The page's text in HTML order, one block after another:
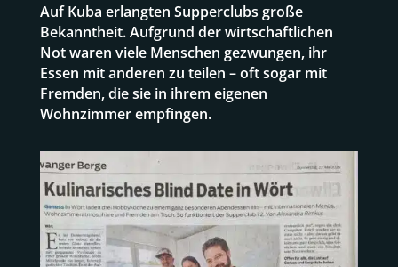
Auf Kuba erlangten Supperclubs große
Bekanntheit. Aufgrund der wirtschaftlichen
Not waren viele Menschen gezwungen, ihr
Essen mit anderen zu teilen – oft sogar mit
Fremden, die sie in ihrem eigenen
Wohnzimmer empfingen.